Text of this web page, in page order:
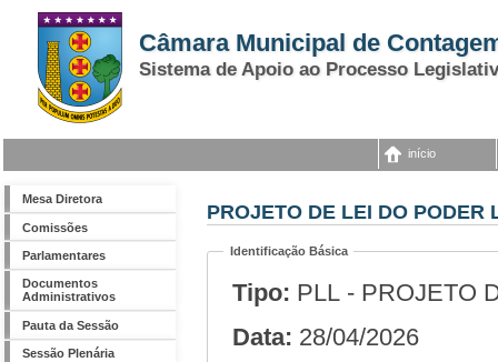
Câmara Municipal de
Sistema de Apoio ao Processo
início
Mesa Diretora
Comissões
Parlamentares
Documentos
Administrativos
Pauta da Sessão
Sessão Plenária
PROJETO DE LEI DO PODER
Identificação Básica
Tipo: PLL - PROJETO
Data: 28/04/2026